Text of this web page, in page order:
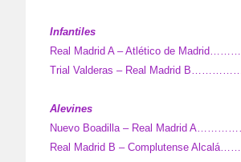
Infantiles
Real Madrid A – Atlético de
Trial Valderas – Real Madrid
Alevines
Nuevo Boadilla – Real Madrid
Real Madrid B – Complutense